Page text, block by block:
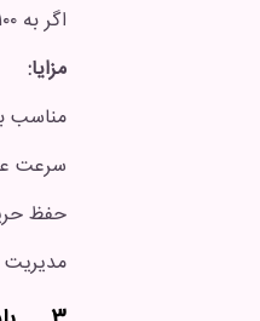
اگر به ۱۰۰ هزار تومان شارژ برسد، یک غذای رایگان می‌گیرد.
مزایا:
مناسب
سرعت
حفظ